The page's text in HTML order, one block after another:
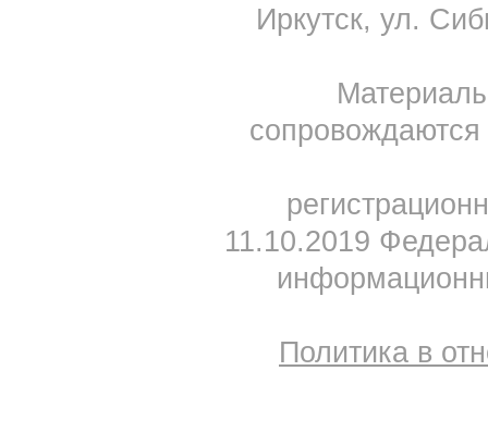
Иркутск, ул.
11.10.2019
Политика в